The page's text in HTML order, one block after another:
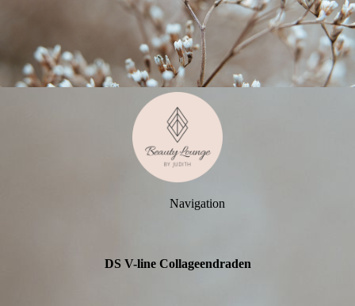
Navigation
DS V-line Collageendraden